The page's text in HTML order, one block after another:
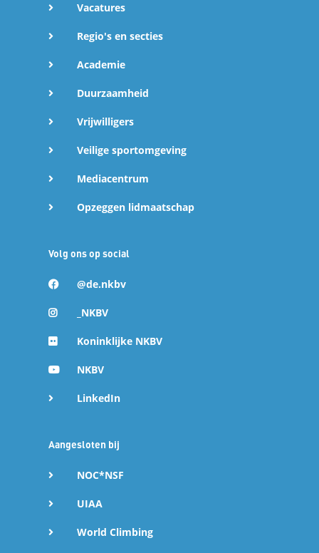
Lees verder
Uitslagen
WK Skimo 2025 in Morgins (Zwitserland)
Begin maart stond er weer een 'primeur' op het schema
en op het World Cup-circuit zijn er nog steeds nieuwe
van het Nederlandse team aan het Wereldkampioenschap
Vacatures
Regio's en secties
Academie
Duurzaamheid
Vrijwilligers
Veilige sportomgeving
Mediacentrum
Opzeggen lidmaatschap
Volg ons op social
@de.nkbv
_NKBV
Koninklijke NKBV
NKBV
LinkedIn
Aangesloten bij
NOC*NSF
UIAA
World Climbing